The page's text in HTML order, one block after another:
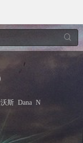
斯 Dana N